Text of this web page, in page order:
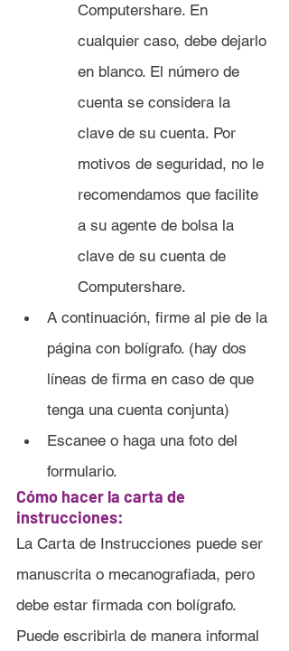
Computershare. En
cualquier caso, debe dejarlo
en blanco. El número de
cuenta se considera la
clave de su cuenta. Por
motivos de seguridad, no le
recomendamos que facilite
a su agente de bolsa la
clave de su cuenta de
Computershare.
A continuación, firme al pie de la
página con bolígrafo. (hay dos
líneas de firma en caso de que
tenga una cuenta conjunta)
Escanee o haga una foto del
formulario.
Cómo hacer la carta de
instrucciones:
La Carta de Instrucciones puede ser
manuscrita o mecanografiada, pero
debe estar firmada con bolígrafo.
Puede escribirla de manera informal